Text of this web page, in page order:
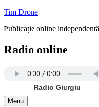
Tim Drone
Publicație online independentă
Radio online
Radio Giurgiu
Menu